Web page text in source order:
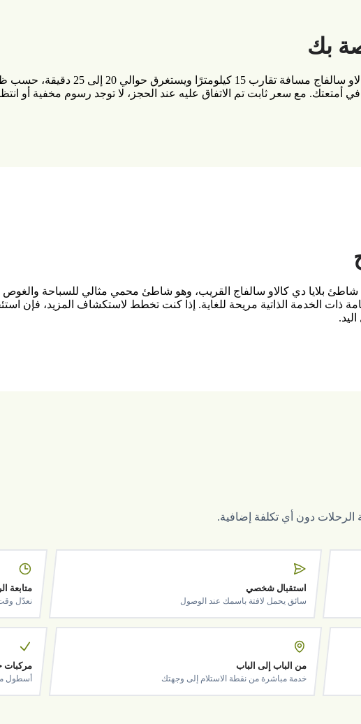
بك
يغطي نقلُك الخاص من مطار تينيريفه
مع سعر ثابت تم الاتفاق عليه عند الحجز، لا توجد رسوم مخفية أو
بلايا دي كالاو سالفاج القريب، وهو شاطئ محمي مثالي للسباحة
ذات الخدمة الذاتية مريحة للغاية. إذا كنت تخطط لاستكشاف المزيد، فإن
الرحلات دون أي تكلفة إضافية.
استقبال شخصي
سائق يحمل لافتة باسمك عند الوصول
متابعة
نعدّل وقت
من الباب إلى الباب
خدمة مباشرة من نقطة الاستلام إلى وجهتك
مركبات
أسطول